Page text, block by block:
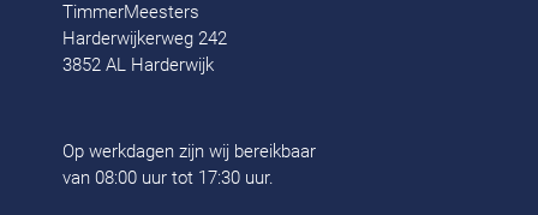
TimmerMeesters
Harderwijkerweg 242
3852 AL Harderwijk
Op werkdagen zijn wij bereikbaar
van 08:00 uur tot 17:30 uur.